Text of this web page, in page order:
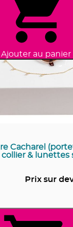
Ajouter au panier
Cacharel
collier & lunettes
Prix sur